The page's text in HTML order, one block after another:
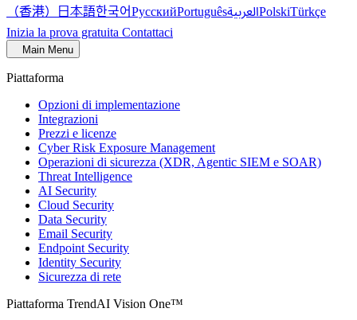
（香港） 日本語한국어РусскийPortuguêsالعربيةPolskiTürkçe
Inizia la prova gratuita Contattaci
Main Menu
Piattaforma
Opzioni di implementazione
Integrazioni
Prezzi e licenze
Cyber Risk Exposure Management
Operazioni di sicurezza (XDR, Agentic SIEM e SOAR)
Threat Intelligence
AI Security
Cloud Security
Data Security
Email Security
Endpoint Security
Identity Security
Sicurezza di rete
Piattaforma TrendAI Vision One™